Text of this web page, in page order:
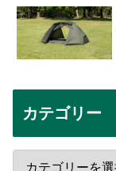
カテゴリー